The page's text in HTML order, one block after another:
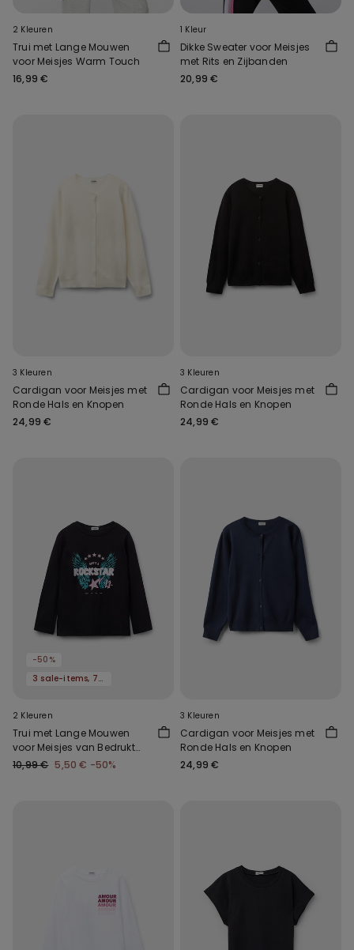
2 Kleuren
Trui met Lange Mouwen
voor Meisjes Warm Touch
16,99 €
1 Kleur
Dikke Sweater voor Meisjes
met Rits en Zijbanden
20,99 €
3 Kleuren
Cardigan voor Meisjes met
Ronde Hals en Knopen
24,99 €
3 Kleuren
Cardigan voor Meisjes met
Ronde Hals en Knopen
24,99 €
-50%
3 sale-items, 70% korting
2 Kleuren
Trui met Lange Mouwen
voor Meisjes van Bedrukt
Katoen
10,99 € 5,50 € -50%
3 Kleuren
Cardigan voor Meisjes met
Ronde Hals en Knopen
24,99 €